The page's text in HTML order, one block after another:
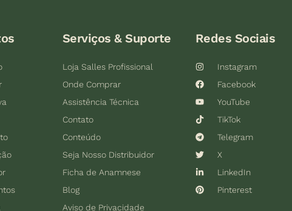
Serviços & Suporte
Loja Salles Profissional
Onde Comprar
Assistência Técnica
Contato
Conteúdo
Seja Nosso Distribuidor
Ficha de Anamnese
Blog
Aviso de Privacidade
Redes Sociais
Instagram
Facebook
YouTube
TikTok
Telegram
X
LinkedIn
Pinterest